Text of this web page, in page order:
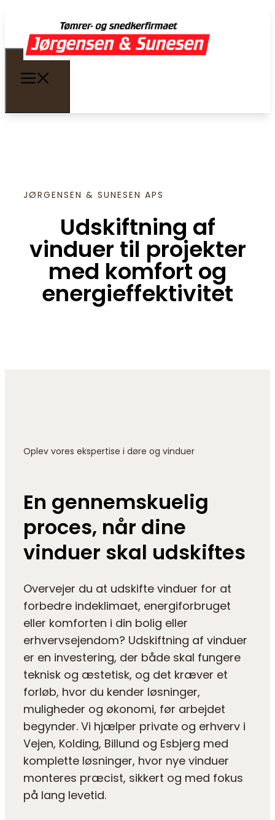
JØRGENSEN & SUNESEN APS
Udskiftning af
vinduer til projekter
med komfort og
energieffektivitet
Oplev vores ekspertise i døre og vinduer
En gennemskuelig
proces, når dine
vinduer skal udskiftes
Overvejer du at udskifte vinduer for at
forbedre indeklimaet, energiforbruget
eller komforten i din bolig eller
erhvervsejendom? Udskiftning af vinduer
er en investering, der både skal fungere
teknisk og æstetisk, og det kræver et
forløb, hvor du kender løsninger,
muligheder og økonomi, før arbejdet
begynder. Vi hjælper private og erhverv i
Vejen, Kolding, Billund og Esbjerg med
komplette løsninger, hvor nye vinduer
monteres præcist, sikkert og med fokus
på lang levetid.